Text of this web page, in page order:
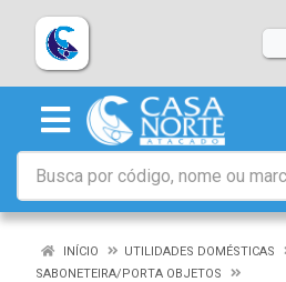
INÍCIO
UTILIDADES DOMÉSTICAS
SABONETEIRA/PORTA OBJETOS